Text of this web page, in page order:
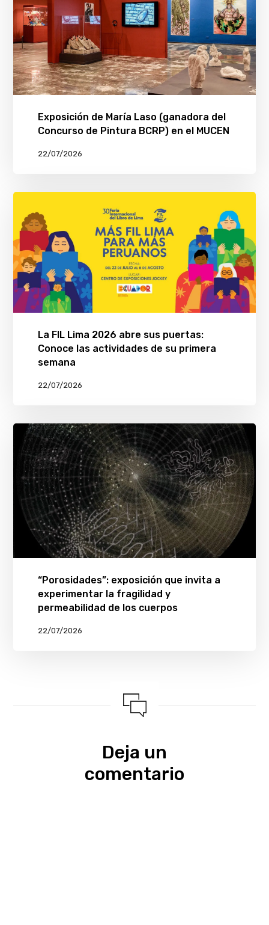
Exposición de María Laso (ganadora del
Concurso de Pintura BCRP) en el MUCEN
22/07/2026
La FIL Lima 2026 abre sus puertas:
Conoce las actividades de su primera
semana
22/07/2026
“Porosidades”: exposición que invita a
experimentar la fragilidad y
permeabilidad de los cuerpos
22/07/2026
Deja un
comentario